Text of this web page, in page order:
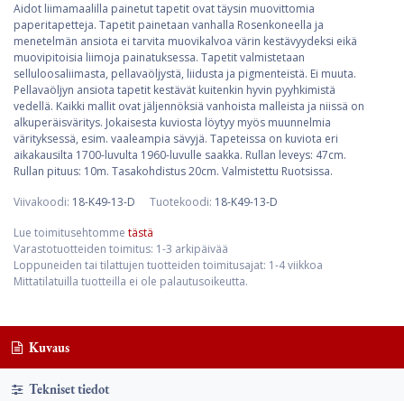
Aidot liimamaalilla painetut tapetit ovat täysin muovittomia
paperitapetteja. Tapetit painetaan vanhalla Rosenkoneella ja
menetelmän ansiota ei tarvita muovikalvoa värin kestävyydeksi eikä
muovipitoisia liimoja painatuksessa. Tapetit valmistetaan
selluloosaliimasta, pellavaöljystä, liidusta ja pigmenteistä. Ei muuta.
Pellavaöljyn ansiota tapetit kestävät kuitenkin hyvin pyyhkimistä
vedellä. Kaikki mallit ovat jäljennöksiä vanhoista malleista ja niissä on
alkuperäisväritys. Jokaisesta kuviosta löytyy myös muunnelmia
värityksessä, esim. vaaleampia sävyjä. Tapeteissa on kuviota eri
aikakausilta 1700-luvulta 1960-luvulle saakka. Rullan leveys: 47cm.
Rullan pituus: 10m. Tasakohdistus 20cm. Valmistettu Ruotsissa.
Viivakoodi: 18-K49-13-D Tuotekoodi: 18-K49-13-D
Lue toimitusehtomme tästä
Varastotuotteiden toimitus: 1-3 arkipäivää
Loppuneiden tai tilattujen tuotteiden toimitusajat: 1-4 viikkoa
Mittatilatuilla tuotteilla ei ole palautusoikeutta.
Kuvaus
Tekniset tiedot